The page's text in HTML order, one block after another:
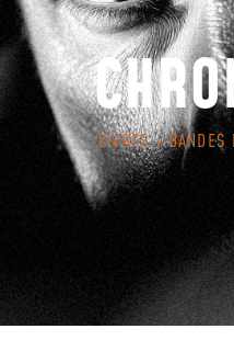
LIVRES • BANDES